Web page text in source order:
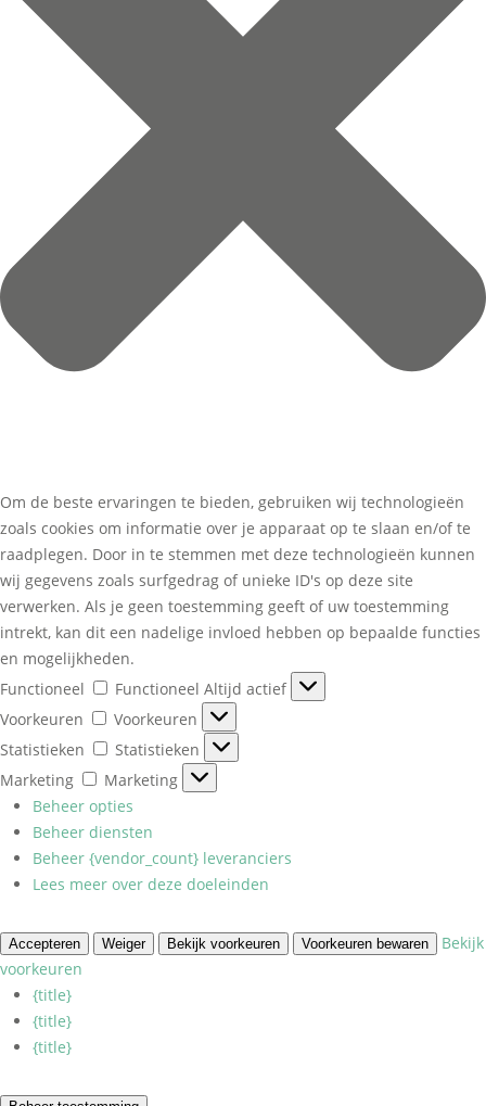
Om de beste ervaringen te bieden, gebruiken wij technologieën
zoals cookies om informatie over je apparaat op te slaan en/of te
raadplegen. Door in te stemmen met deze technologieën kunnen
wij gegevens zoals surfgedrag of unieke ID's op deze site
verwerken. Als je geen toestemming geeft of uw toestemming
intrekt, kan dit een nadelige invloed hebben op bepaalde functies
en mogelijkheden.
Functioneel
Functioneel Altijd actief
Voorkeuren
Voorkeuren
Statistieken
Statistieken
Marketing
Marketing
Beheer opties
Beheer diensten
Beheer {vendor_count} leveranciers
Lees meer over deze doeleinden
Accepteren Weiger Bekijk voorkeuren Voorkeuren bewaren
Bekijk
voorkeuren
{title}
{title}
{title}